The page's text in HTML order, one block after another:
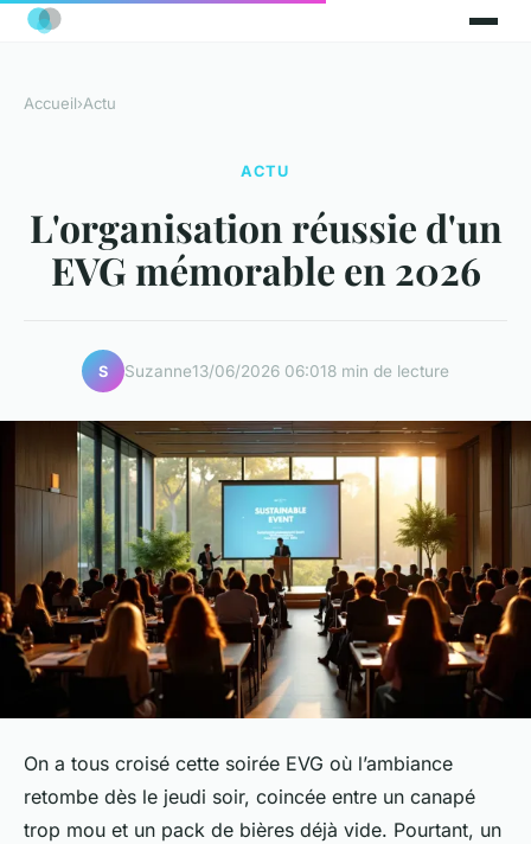
Accueil›Actu
ACTU
L'organisation réussie d'un
EVG mémorable en 2026
S Suzanne13/06/2026 06:018 min de lecture
On a tous croisé cette soirée EVG où l’ambiance
retombe dès le jeudi soir, coincée entre un canapé
trop mou et un pack de bières déjà vide. Pourtant, un